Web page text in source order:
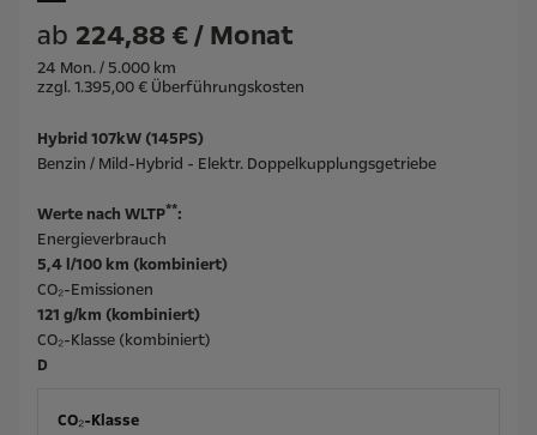
ab 224,88 € / Monat
24 Mon. / 5.000 km
zzgl. 1.395,00 € Überführungskosten
Hybrid 107kW (145PS)
Benzin / Mild-Hybrid - Elektr. Doppelkupplungsgetriebe
Werte nach WLTP**:
Energieverbrauch
5,4 l/100 km (kombiniert)
CO₂-Emissionen
121 g/km (kombiniert)
CO₂-Klasse (kombiniert)
D
CO₂-Klasse